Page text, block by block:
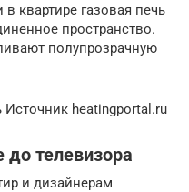
квартире газовая печь
пространство.
полупрозрачную
heatingportal.ru
до телевизора
и дизайнерам